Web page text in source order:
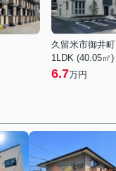
久留米市御井町
1LDK (40.05㎡)
6.7万円